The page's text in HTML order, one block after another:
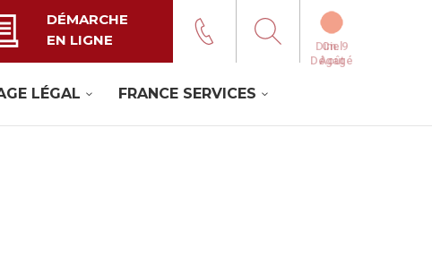
DÉMARCHE
EN LIGNE
Ciel
Dégagé
LÉGAL FRANCE SERVICES